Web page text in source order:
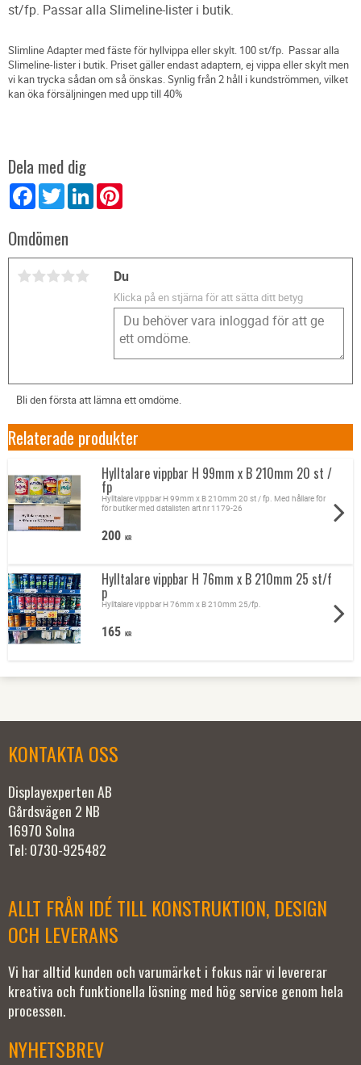
st/fp. Passar alla Slimeline-lister i butik.
Slimline Adapter med fäste för hyllvippa eller skylt. 100 st/fp. Passar alla
Slimeline-lister i butik. Priset gäller endast adaptern, ej vippa eller skylt men
vi kan trycka sådan om så önskas. Synlig från 2 håll i kundströmmen, vilket
kan öka försäljningen med upp till 40%
Dela med dig
FacebookTwitter LinkedIn
Omdömen
Du
Klicka på en stjärna för att sätta ditt betyg
Bli den första att lämna ett omdöme.
Relaterade produkter
Hylltalare vippbar H 99mm x B 210mm 20 st /
fp
Hylltalare vippbar H 99mm x B 210mm 20 st / fp. Med hållare för
för butiker med datalisten art nr 1179-26
200 KR
Hylltalare vippbar H 76mm x B 210mm 25 st/f
p
Hylltalare vippbar H 76mm x B 210mm 25/fp.
165 KR
KONTAKTA OSS
Displayexperten AB
Gårdsvägen 2 NB
16970 Solna
Tel: 0730-925482
ALLT FRÅN IDÉ TILL KONSTRUKTION, DESIGN
OCH LEVERANS
Vi har alltid kunden och varumärket i fokus när vi levererar
kreativa och funktionella lösning med hög service genom hela
processen.
NYHETSBREV